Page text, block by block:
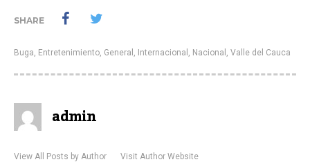
SHARE
Buga Entretenimiento General Internacional Nacional Valle del Cauca
admin
View All Posts by Author Visit Author Website